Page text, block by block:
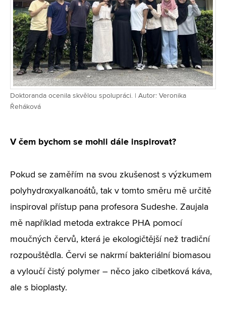
Doktoranda ocenila skvělou spolupráci. | Autor: Veronika
Řeháková
V čem bychom se mohli dále inspirovat?
Pokud se zaměřím na svou zkušenost s výzkumem
polyhydroxyalkanoátů, tak v tomto směru mě určitě
inspiroval přístup pana profesora Sudeshe. Zaujala
mě například metoda extrakce PHA pomocí
moučných červů, která je ekologičtější než tradiční
rozpouštědla. Červi se nakrmí bakteriální biomasou
a vyloučí čistý polymer – něco jako cibetková káva,
ale s bioplasty.